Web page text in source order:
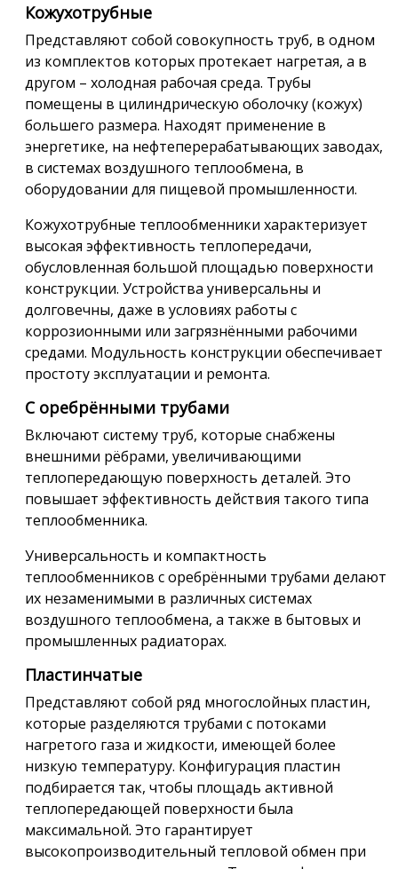
Кожухотрубные
Представляют собой совокупность труб, в одном
из комплектов которых протекает нагретая, а в
другом – холодная рабочая среда. Трубы
помещены в цилиндрическую оболочку (кожух)
большего размера. Находят применение в
энергетике, на нефтеперерабатывающих заводах,
в системах воздушного теплообмена, в
оборудовании для пищевой промышленности.
Кожухотрубные теплообменники характеризует
высокая эффективность теплопередачи,
обусловленная большой площадью поверхности
конструкции. Устройства универсальны и
долговечны, даже в условиях работы с
коррозионными или загрязнёнными рабочими
средами. Модульность конструкции обеспечивает
простоту эксплуатации и ремонта.
С оребрёнными трубами
Включают систему труб, которые снабжены
внешними рёбрами, увеличивающими
теплопередающую поверхность деталей. Это
повышает эффективность действия такого типа
теплообменника.
Универсальность и компактность
теплообменников с оребрёнными трубами делают
их незаменимыми в различных системах
воздушного теплообмена, а также в бытовых и
промышленных радиаторах.
Пластинчатые
Представляют собой ряд многослойных пластин,
которые разделяются трубами с потоками
нагретого газа и жидкости, имеющей более
низкую температуру. Конфигурация пластин
подбирается так, чтобы площадь активной
теплопередающей поверхности была
максимальной. Это гарантирует
высокопроизводительный тепловой обмен при